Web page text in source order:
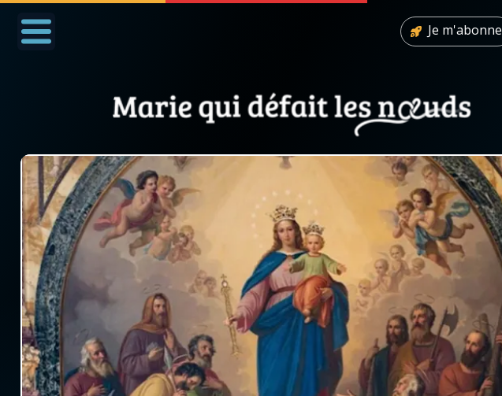
Nous soutenir À propos Facebook Infos légales
Prier au quotidien
Avec Thérèse de Lisieux
L'Évangile chaque jour
Les premiers samedis
du mois
Marie qui défait les
◼︎À la une
1000 Raisons de Croire
Chapelet pour le monde
Contact
Faire un don
Je m'abonne